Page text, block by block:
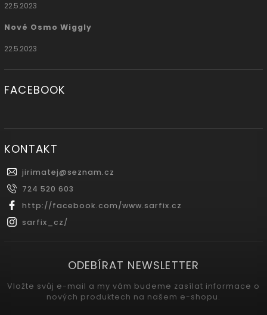
22.5.2023
Nové Osmo Wiggly
22.5.2023
FACEBOOK
KONTAKT
jirimatej@seznam.cz
724 520 603
http://facebook.com/www.sarfix.cz
sarfix_cz/
ODEBÍRAT NEWSLETTER
Vložte svůj e-mail a my vám budeme zasílat informace o
nových produktech na našem e-shopu.